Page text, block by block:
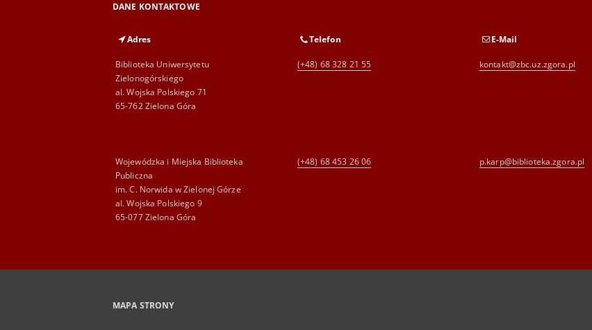
DANE KONTAKTOWE
Adres
Biblioteka Uniwersytetu
Zielonogórskiego
al. Wojska Polskiego 71
65-762 Zielona Góra
Telefon
(+48) 68 328 21 55
E-Mail
kontakt@zbc.uz.zgora.pl
Wojewódzka i Miejska Biblioteka
Publiczna
im. C. Norwida w Zielonej Górze
al. Wojska Polskiego 9
65-077 Zielona Góra
(+48) 68 453 26 06 p.karp@biblioteka.zgora.pl
MAPA STRONY